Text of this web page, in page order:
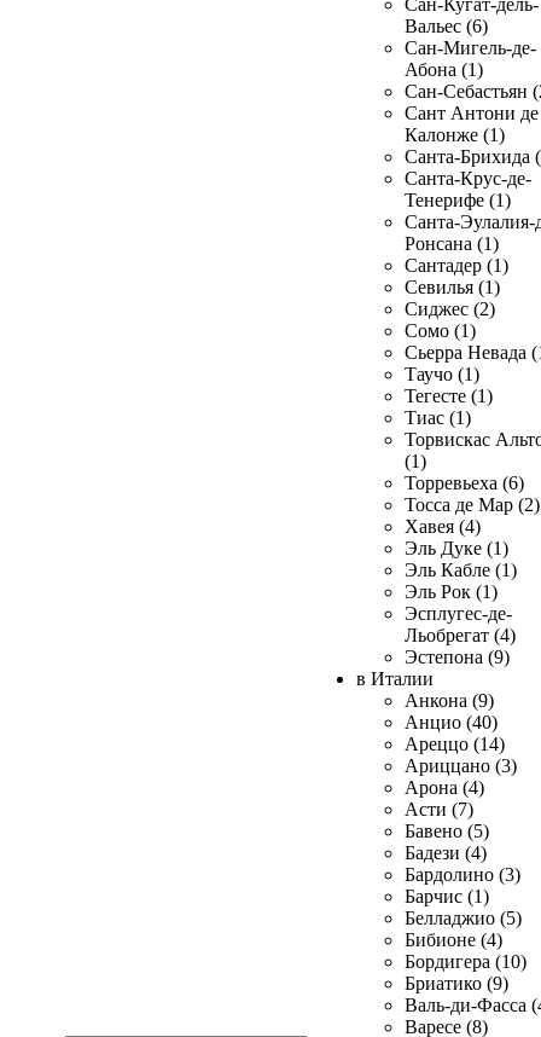
Сан-Кугат-дель-
Вальес (6)
Сан-Мигель-де-
Абона (1)
Сан-Себастьян
Сант Антони де
Калонже (1)
Санта-Брихида
Санта-Крус-де-
Тенерифе (1)
Санта-Эулалия-
Ронсана (1)
Сантадер (1)
Севилья (1)
Сиджес (2)
Сомо (1)
Сьерра Невада
Таучо (1)
Тегесте (1)
Тиас (1)
Торвискас
(1)
Торревьеха (6)
Тосса де Мар (2)
Хавея (4)
Эль Дуке (1)
Эль Кабле (1)
Эль Рок (1)
Эсплугес-де-
Льобрегат (4)
Эстепона (9)
в Италии
Анкона (9)
Анцио (40)
Ареццо (14)
Ариццано (3)
Арона (4)
Асти (7)
Бавено (5)
Бадези (4)
Бардолино (3)
Барчис (1)
Белладжио (5)
Бибионе (4)
Бордигера (10)
Бриатико (9)
Валь-ди-Фасса
Варесе (8)